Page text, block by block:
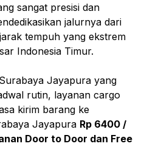
sangat presisi dan
jalurnya dari
tempuh yang ekstrem
Indonesia Timur.
Jayapura yang
rutin, layanan cargo
kirim barang ke
Jayapura Rp 6400 /
Door to Door dan Free